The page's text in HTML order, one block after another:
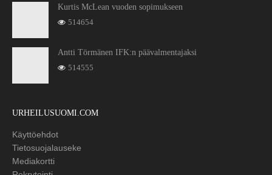
Kurtis McLean vuoden sopimukseen
514654
Antti Törmänen IFK:n päävalmentajaksi
514555
URHEILUSUOMI.COM
Käyttöehdot
Tietosuojalauseke
Mediakortti